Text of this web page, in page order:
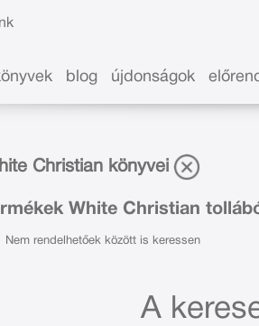
blog újdonságok
Christian könyvei
White Christian
Nem rendelhetőek között is keressen
A